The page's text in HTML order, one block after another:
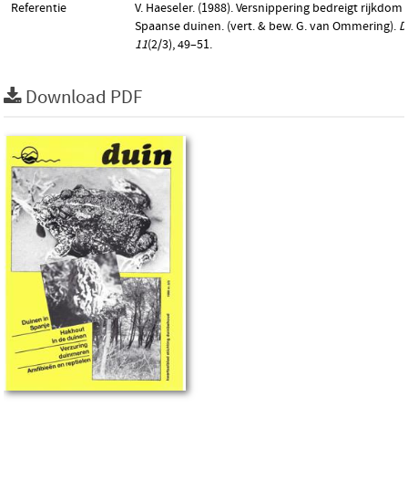
Referentie
V. Haeseler. (1988). Versnippering bedreigt rijkdom
Spaanse duinen. (vert. & bew. G. van Ommering).
11(2/3), 49–51.
Download PDF